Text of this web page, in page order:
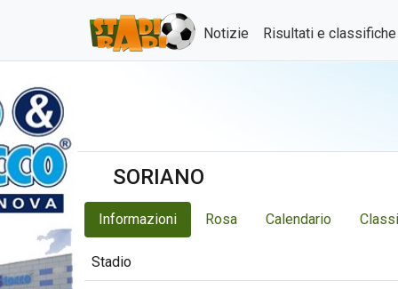
Notizie Risultati e
SORIANO
Informazioni Rosa Calendario
Stadio